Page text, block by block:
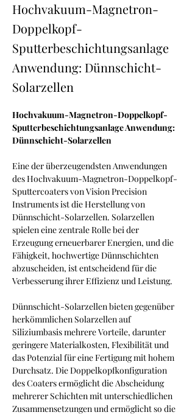
Hochvakuum-Magnetron-
Doppelkopf-
Sputterbeschichtungsanlage
Anwendung: Dünnschicht-
Solarzellen
Hochvakuum-Magnetron-Doppelkopf-
Sputterbeschichtungsanlage Anwendung:
Dünnschicht-Solarzellen
Eine der überzeugendsten Anwendungen
des Hochvakuum-Magnetron-Doppelkopf-
Sputtercoaters von Vision Precision
Instruments ist die Herstellung von
Dünnschicht-Solarzellen. Solarzellen
spielen eine zentrale Rolle bei der
Erzeugung erneuerbarer Energien, und die
Fähigkeit, hochwertige Dünnschichten
abzuscheiden, ist entscheidend für die
Verbesserung ihrer Effizienz und Leistung.
Dünnschicht-Solarzellen bieten gegenüber
herkömmlichen Solarzellen auf
Siliziumbasis mehrere Vorteile, darunter
geringere Materialkosten, Flexibilität und
das Potenzial für eine Fertigung mit hohem
Durchsatz. Die Doppelkopfkonfiguration
des Coaters ermöglicht die Abscheidung
mehrerer Schichten mit unterschiedlichen
Zusammensetzungen und ermöglicht so die